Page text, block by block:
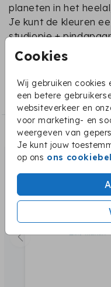
Cookies
Wij gebruiken cookies
een betere
websiteverkeer en
voor marketing- en
weergeven van
Je kunt jouw
op ons ons
planeten in het
Je kunt de kleuren
studiopie +
Pindapaard
Collectie
Pindapaard collectie
Dit vind je